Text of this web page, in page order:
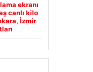
ekranı
canlı kilo
İzmir